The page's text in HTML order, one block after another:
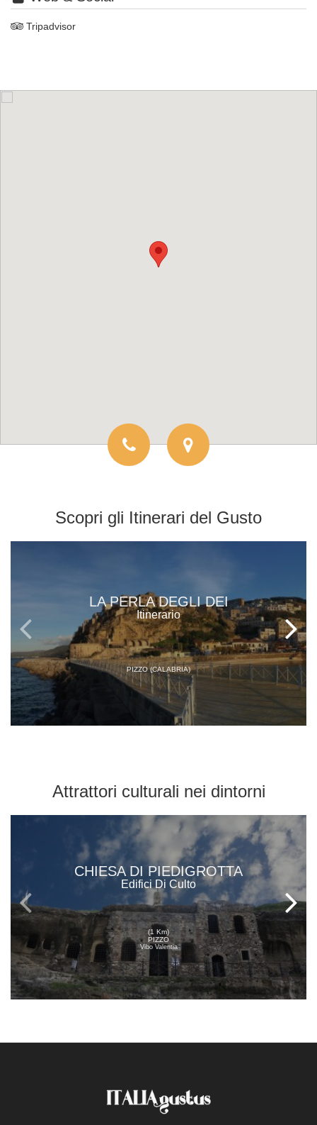
Tripadvisor
Scopri gli Itinerari del Gusto
LA PERLA DEGLI DEI
Itinerario
PIZZO (CALABRIA)
Attrattori culturali nei dintorni
CHIESA DI PIEDIGROTTA
Edifici Di Culto
(1 Km)
PIZZO
Vibo Valentia